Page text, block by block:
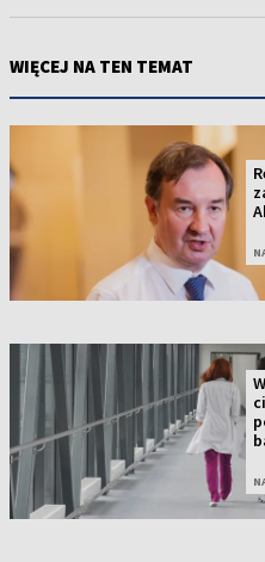
WIĘCEJ NA TEN TEMAT